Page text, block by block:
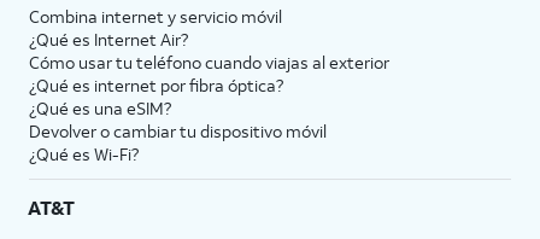
Combina internet y servicio móvil
¿Qué es Internet Air?
Cómo usar tu teléfono cuando viajas al exterior
¿Qué es internet por fibra óptica?
¿Qué es una eSIM?
Devolver o cambiar tu dispositivo móvil
¿Qué es Wi-Fi?
AT&T